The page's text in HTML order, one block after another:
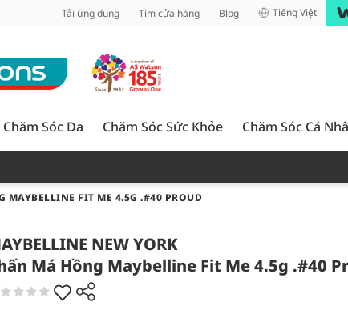
Tải ứng dụng Tìm cửa hàng Blog Tiếng Việt
Chăm Sóc Da Chăm Sóc Sức Khỏe Chăm Sóc Cá
MAYBELLINE FIT ME 4.5G .#40 PROUD
NEW YORK
Má Hồng Maybelline Fit Me 4.5g .#40